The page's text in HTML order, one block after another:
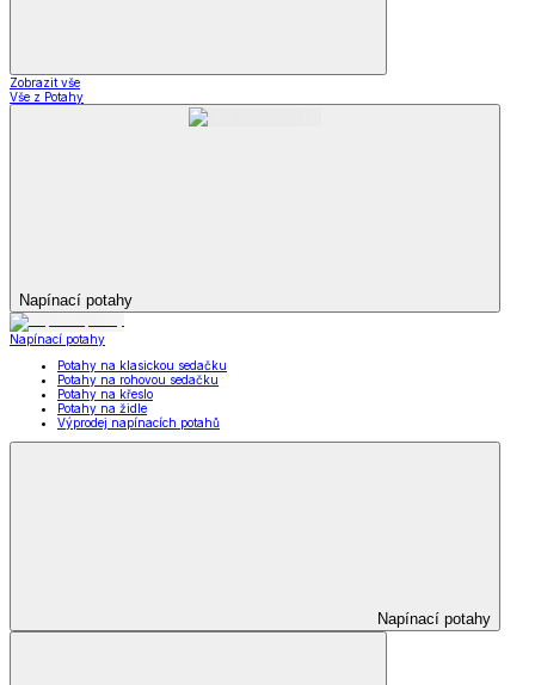
Zobrazit vše
Vše z Potahy
Napínací potahy
Napínací potahy
Potahy na klasickou sedačku
Potahy na rohovou sedačku
Potahy na křeslo
Potahy na židle
Výprodej napínacích potahů
Napínací potahy